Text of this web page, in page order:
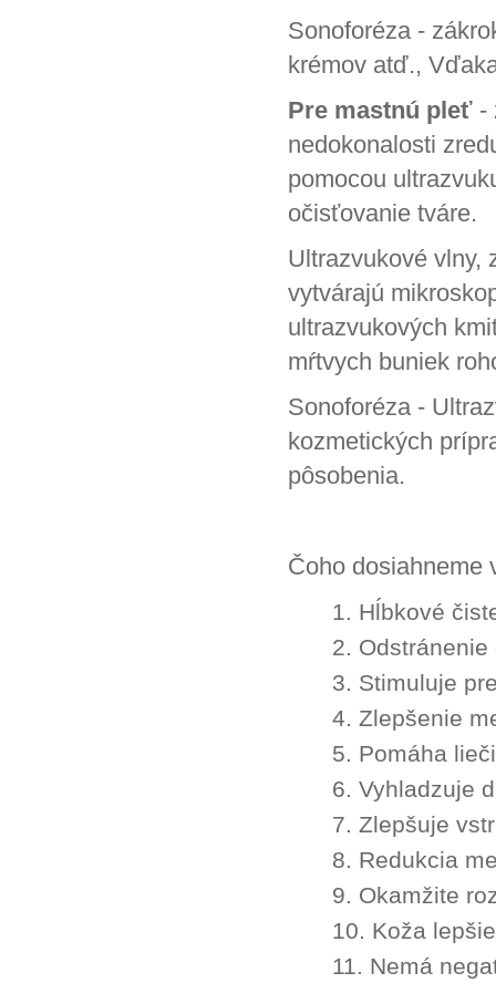
Sonoforéza-
krémov atď.,
Pre mastnú pleť -
nedokonalosti
pomocou
očisťovanie tváre.
Ultrazvukové vlny,
vytvárajú
ultrazvukových
mŕtvych buniek
Sonoforéza-
kozmetických
pôsobenia.
Čoho dosiahneme
1. Hĺbkové
2.
3. Stimuluje
4. Zlepšenie
5. Pomáha
6. Vyhladzuje
7. Zlepšuje
8. Redukcia
9. Okamžite
10. Koža
11. Nemá